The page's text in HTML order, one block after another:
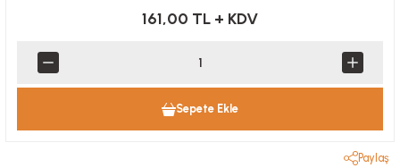
161,00 TL + KDV
Sepete Ekle
Paylaş